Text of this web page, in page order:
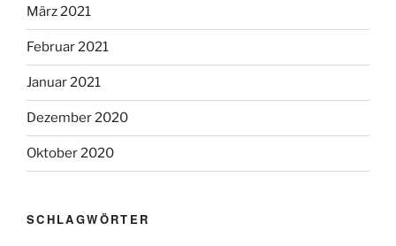
März 2021
Februar 2021
Januar 2021
Dezember 2020
Oktober 2020
SCHLAGWÖRTER